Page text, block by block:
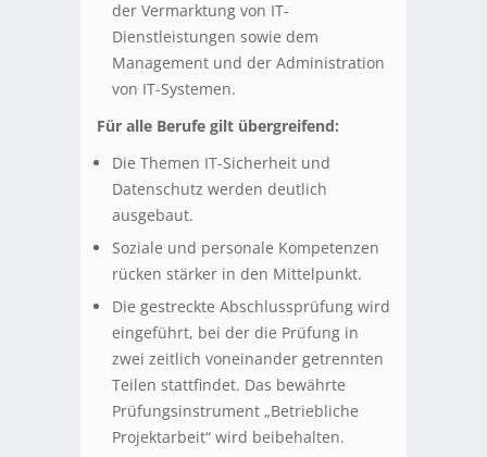
der Vermarktung von IT-
Dienstleistungen sowie dem
Management und der Administration
von IT-Systemen.
Für alle Berufe gilt übergreifend:
Die Themen IT-Sicherheit und
Datenschutz werden deutlich
ausgebaut.
Soziale und personale Kompetenzen
rücken stärker in den Mittelpunkt.
Die gestreckte Abschlussprüfung wird
eingeführt, bei der die Prüfung in
zwei zeitlich voneinander getrennten
Teilen stattfindet. Das bewährte
Prüfungsinstrument „Betriebliche
Projektarbeit“ wird beibehalten.